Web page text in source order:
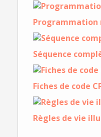
Programmation
Séquence
Fiches de code
Règles de vie